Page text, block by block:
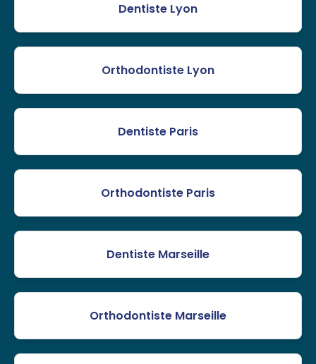
Dentiste Lyon
Orthodontiste Lyon
Dentiste Paris
Orthodontiste Paris
Dentiste Marseille
Orthodontiste Marseille